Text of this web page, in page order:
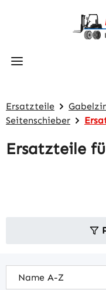
Zum Hauptinhalt
Ersatzteile
Seitenschieber
Ersatzteile